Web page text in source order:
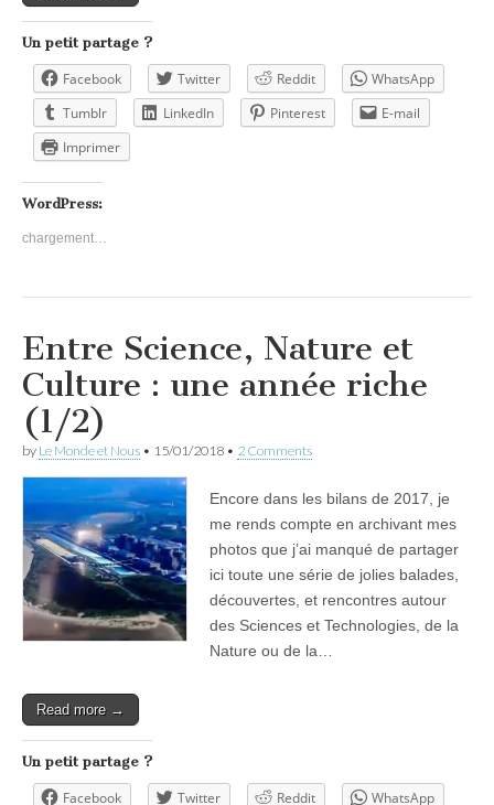
Un petit partage ?
Facebook Twitter Reddit
WhatsApp
Tumblr
LinkedIn Pinterest
E-mail
Imprimer
WordPress:
chargement…
Entre Science, Nature et
Culture : une année riche
(1/2)
by Le Monde et Nous • 15/01/2018 • 2 Comments
Encore dans les bilans de 2017, je
me rends compte en archivant mes
photos que j’ai manqué de partager
ici toute une série de jolies balades,
découvertes, et rencontres autour
des Sciences et Technologies, de la
Nature ou de la…
Read more →
Un petit partage ?
Facebook Twitter Reddit WhatsApp